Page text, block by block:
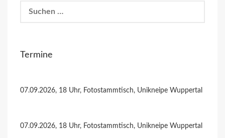
nach:
Termine
07.09.2026, 18 Uhr, Fotostammtisch, Unikneipe Wuppertal
07.09.2026, 18 Uhr, Fotostammtisch, Unikneipe Wuppertal